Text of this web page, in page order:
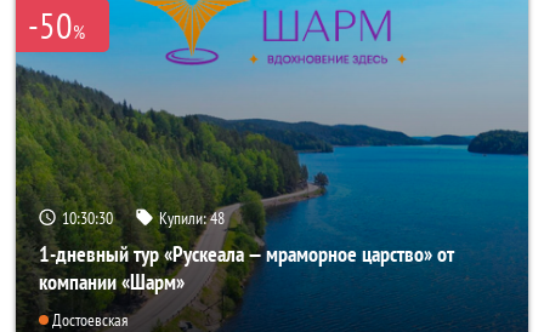
-50%
10:30:29 Купили:48
1-дневный тур «Рускеала — мраморное царство» от
компании «Шарм»
Достоевская